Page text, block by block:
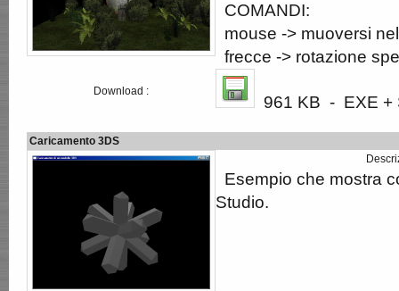
COMANDI:
mouse -> muoversi
frecce -> rotazione
Download :
961 KB - EXE +
Caricamento 3DS
Esempio che mostra
Studio.